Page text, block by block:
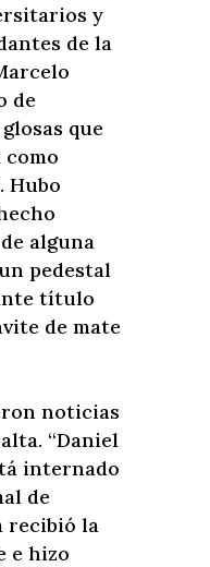
y
de la
de
que
Hubo
alguna
pedestal
título
de mate
noticias
“Daniel
internado
de
recibió la
e hizo